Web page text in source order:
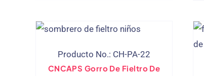
Producto No.: CH-PA-22
CNCAPS Gorro De Fieltro De